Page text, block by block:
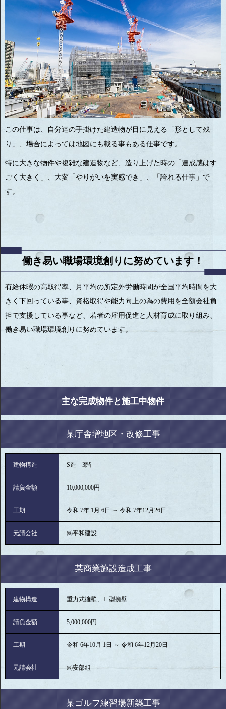
この仕事は、自分達の手掛けた建造物が目に見える「形として残
り」、場合によっては地図にも載る事もある仕事です。
特に大きな物件や複雑な建造物など、造り上げた時の「達成感はす
ごく大きく」、大変「やりがいを実感でき」、「誇れる仕事」で
す。
働き易い職場環境創りに努めています！
有給休暇の高取得率、月平均の所定外労働時間が全国平均時間を大
きく下回っている事、資格取得や能力向上の為の費用を全額会社負
担で支援している事など、若者の雇用促進と人材育成に取り組み、
働き易い職場環境創りに努めています。
主な完成物件と施工中物件
某庁舎増地区・改修工事
建物構造 S造 3階
請負金額 10,000,000円
工期 令和 7年 1月 6日 ～ 令和 7年12月26日
元請会社 ㈱平和建設
某商業施設造成工事
建物構造 重力式擁壁、Ｌ型擁壁
請負金額 5,000,000円
工期 令和 6年10月 1日 ～ 令和 6年12月20日
元請会社 ㈱安部組
某ゴルフ練習場新築工事